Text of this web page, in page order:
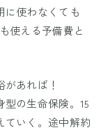
に使わなくても
使える予備費と
あれば！
の生命保険。15
ていく。途中解約